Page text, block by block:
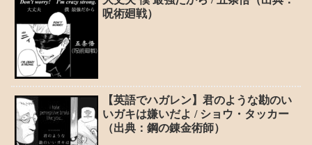
呪術廻戦）
【英語でハガレン】君のような勘のい
いガキは嫌いだよ / ショウ・タッカー
（出典：鋼の錬金術師）